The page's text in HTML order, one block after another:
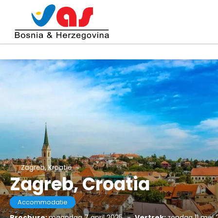
Zagreb, Kroatië
Zagreb, Croatia
Accommodatie